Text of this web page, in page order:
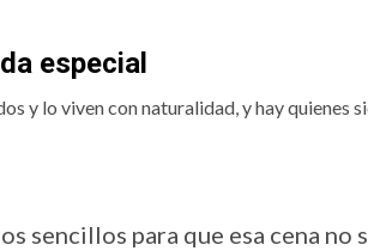
especial
y lo viven con naturalidad, y hay quienes
sencillos para que esa cena no